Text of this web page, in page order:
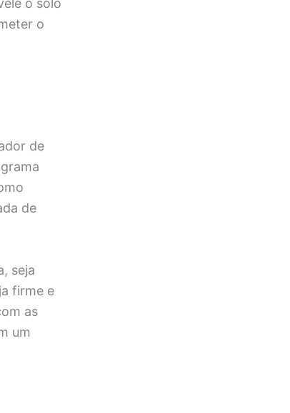
o solo
o
de
de
seja
firme e
as
um